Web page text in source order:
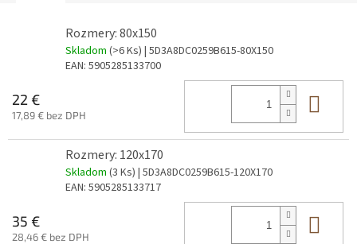
Rozmery: 80x150
Skladom (>6 Ks) | 5D3A8DC0259B615-80X150
EAN: 5905285133700
22 €
17,89 € bez DPH
Rozmery: 120x170
Skladom (3 Ks) | 5D3A8DC0259B615-120X170
EAN: 5905285133717
35 €
28,46 € bez DPH